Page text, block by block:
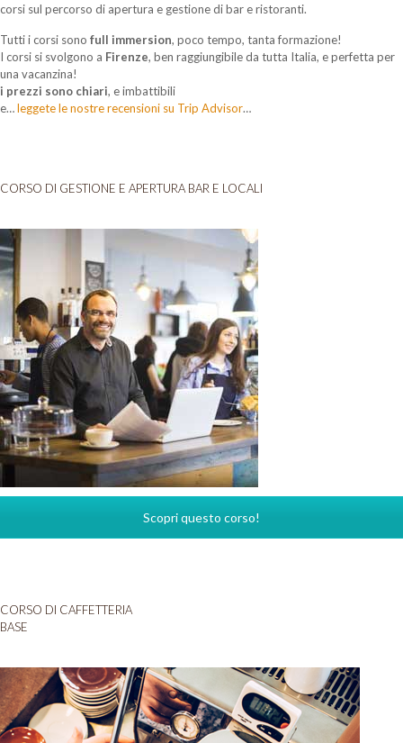
corsi sul percorso di apertura e gestione di bar e ristoranti.
Tutti i corsi sono full immersion, poco tempo, tanta formazione!
I corsi si svolgono a Firenze, ben raggiungibile da tutta Italia, e perfetta per
una vacanzina!
i prezzi sono chiari, e imbattibili
e…leggete le nostre recensioni su Trip Advisor…
CORSO DI GESTIONE E APERTURA BAR E LOCALI
Scopri questo corso!
CORSO DI CAFFETTERIA
BASE